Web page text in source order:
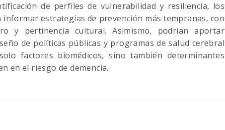
de perfiles de vulnerabilidad y resiliencia, los
estrategias de prevención más tempranas, con
y pertinencia cultural. Asimismo, podrían aportar
de políticas públicas y programas de salud cerebral
factores biomédicos, sino también determinantes
en el riesgo de demencia.